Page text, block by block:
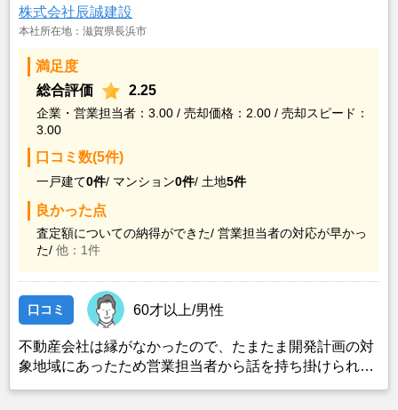
株式会社辰誠建設
本社所在地：滋賀県長浜市
満足度
総合評価
2.25
企業・営業担当者：3.00 / 売却価格：2.00 / 売却スピード：
3.00
口コミ数(5件)
一戸建て0件/ マンション0件/ 土地5件
良かった点
査定額についての納得ができた/ 営業担当者の対応が早かっ
た/ 他：1件
口コミ 60才以上/男性
不動産会社は縁がなかったので、たまたま開発計画の対
象地域にあったため営業担当者から話を持ち掛けられ